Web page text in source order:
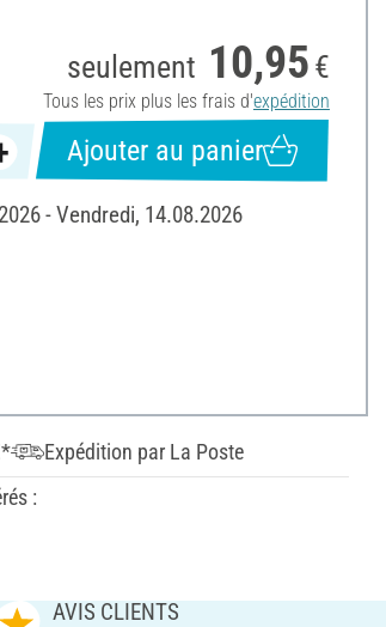
seulement 10,95 €
Tous les prix plus les frais d'expédition
Ajouter au panier
- Vendredi, 14.08.2026
Expédition par La Poste
:
AVIS CLIENTS